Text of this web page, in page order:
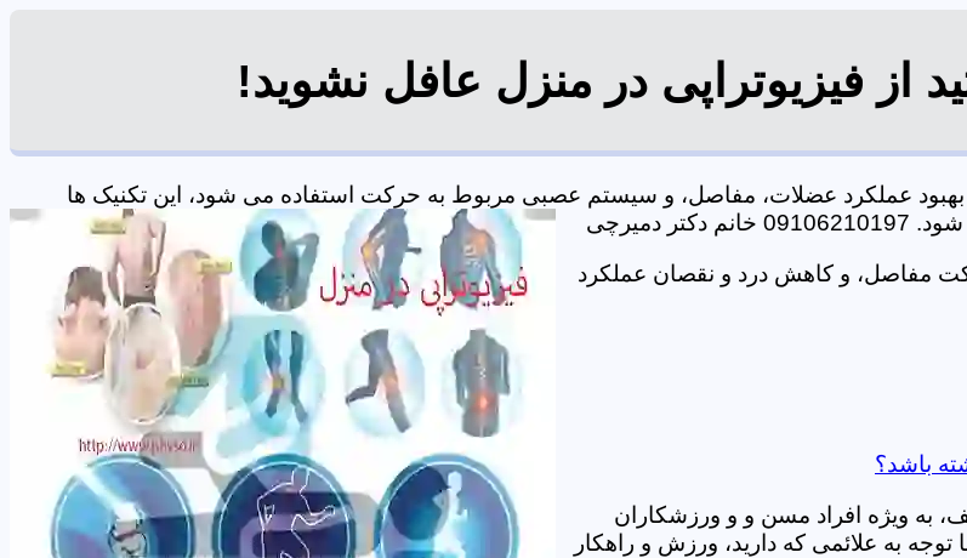
از فیزیوتراپی در منزل عافل نشوید!
عملکرد عضلات، مفاصل، و سیستم عصبی مربوط به حرکت استفاده می شود، این تکنیک ها
مفاصل، و کاهش درد و نقصان عملکرد
باشد؟
به ویژه افراد مسن و و ورزشکاران
به علائمی که دارید، ورزش و راهکار